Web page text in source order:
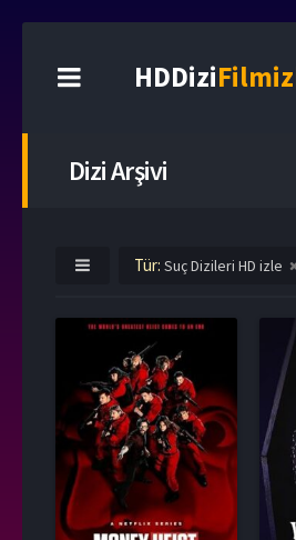
HDDizi
Dizi Arşivi
Tür: Suç Dizileri HD izle